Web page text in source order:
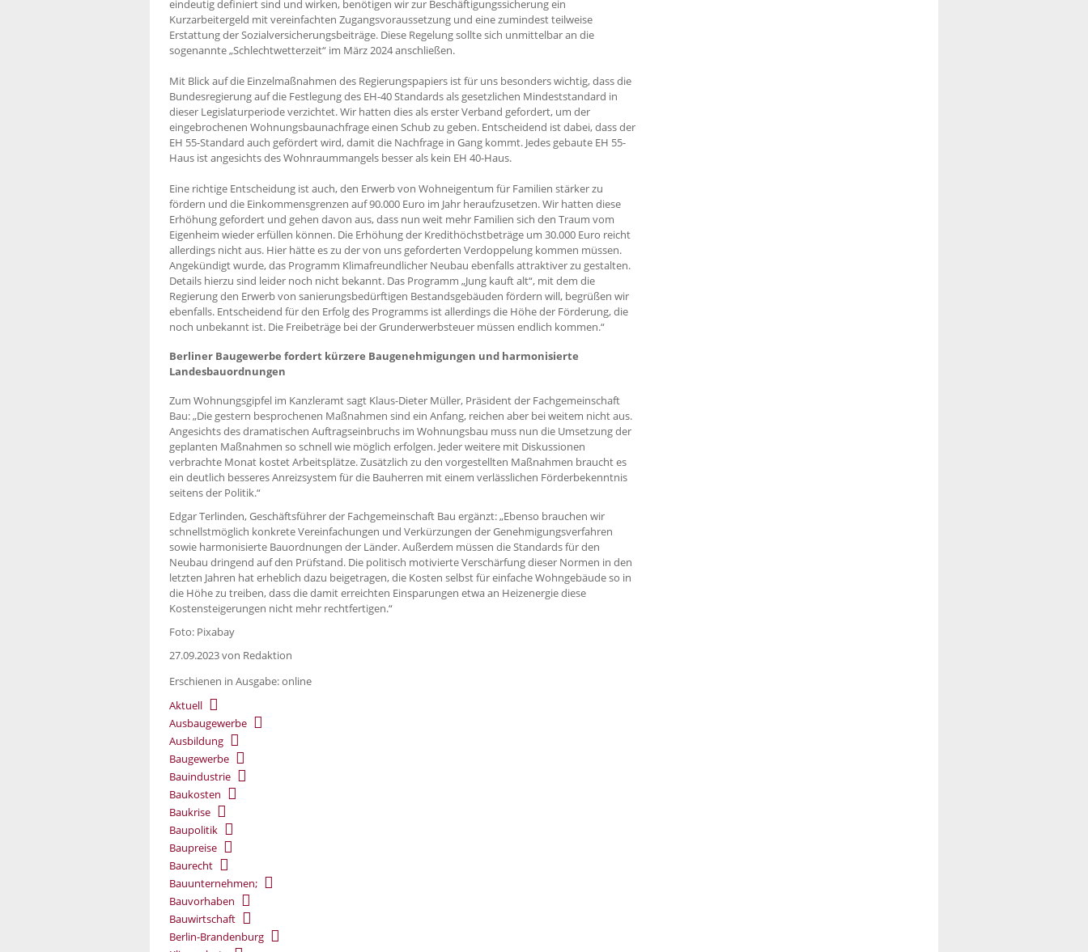
eindeutig definiert sind und wirken, benötigen wir zur Beschäftigungssicherung ein
Kurzarbeitergeld mit vereinfachten Zugangsvoraussetzung und eine zumindest teilweise
Erstattung der Sozialversicherungsbeiträge. Diese Regelung sollte sich unmittelbar an die
sogenannte „Schlechtwetterzeit“ im März 2024 anschließen.
Mit Blick auf die Einzelmaßnahmen des Regierungspapiers ist für uns besonders wichtig, dass die
Bundesregierung auf die Festlegung des EH-40 Standards als gesetzlichen Mindeststandard in
dieser Legislaturperiode verzichtet. Wir hatten dies als erster Verband gefordert, um der
eingebrochenen Wohnungsbaunachfrage einen Schub zu geben. Entscheidend ist dabei, dass der
EH 55-Standard auch gefördert wird, damit die Nachfrage in Gang kommt. Jedes gebaute EH 55-
Haus ist angesichts des Wohnraummangels besser als kein EH 40-Haus.
Eine richtige Entscheidung ist auch, den Erwerb von Wohneigentum für Familien stärker zu
fördern und die Einkommensgrenzen auf 90.000 Euro im Jahr heraufzusetzen. Wir hatten diese
Erhöhung gefordert und gehen davon aus, dass nun weit mehr Familien sich den Traum vom
Eigenheim wieder erfüllen können. Die Erhöhung der Kredithöchstbeträge um 30.000 Euro reicht
allerdings nicht aus. Hier hätte es zu der von uns geforderten Verdoppelung kommen müssen.
Angekündigt wurde, das Programm Klimafreundlicher Neubau ebenfalls attraktiver zu gestalten.
Details hierzu sind leider noch nicht bekannt. Das Programm „Jung kauft alt“, mit dem die
Regierung den Erwerb von sanierungsbedürftigen Bestandsgebäuden fördern will, begrüßen wir
ebenfalls. Entscheidend für den Erfolg des Programms ist allerdings die Höhe der Förderung, die
noch unbekannt ist. Die Freibeträge bei der Grunderwerbsteuer müssen endlich kommen.“
Berliner Baugewerbe fordert kürzere Baugenehmigungen und harmonisierte
Landesbauordnungen
Zum Wohnungsgipfel im Kanzleramt sagt Klaus-Dieter Müller, Präsident der Fachgemeinschaft
Bau: „Die gestern besprochenen Maßnahmen sind ein Anfang, reichen aber bei weitem nicht aus.
Angesichts des dramatischen Auftragseinbruchs im Wohnungsbau muss nun die Umsetzung der
geplanten Maßnahmen so schnell wie möglich erfolgen. Jeder weitere mit Diskussionen
verbrachte Monat kostet Arbeitsplätze. Zusätzlich zu den vorgestellten Maßnahmen braucht es
ein deutlich besseres Anreizsystem für die Bauherren mit einem verlässlichen Förderbekenntnis
seitens der Politik.“
Edgar Terlinden, Geschäftsführer der Fachgemeinschaft Bau ergänzt: „Ebenso brauchen wir
schnellstmöglich konkrete Vereinfachungen und Verkürzungen der Genehmigungsverfahren
sowie harmonisierte Bauordnungen der Länder. Außerdem müssen die Standards für den
Neubau dringend auf den Prüfstand. Die politisch motivierte Verschärfung dieser Normen in den
letzten Jahren hat erheblich dazu beigetragen, die Kosten selbst für einfache Wohngebäude so in
die Höhe zu treiben, dass die damit erreichten Einsparungen etwa an Heizenergie diese
Kostensteigerungen nicht mehr rechtfertigen.“
Foto: Pixabay
27.09.2023von Redaktion
Erschienen in Ausgabe: online
Aktuell
Ausbaugewerbe
Ausbildung
Baugewerbe
Bauindustrie
Baukosten
Baukrise
Baupolitik
Baupreise
Baurecht
Bauunternehmen;
Bauvorhaben
Bauwirtschaft
Berlin-Brandenburg